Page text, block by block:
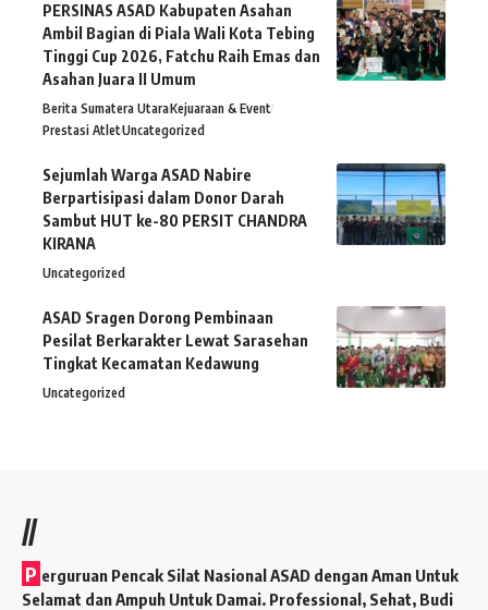
PERSINAS ASAD Kabupaten Asahan
Ambil Bagian di Piala Wali Kota Tebing
Tinggi Cup 2026, Fatchu Raih Emas dan
Asahan Juara II Umum
Berita Sumatera UtaraKejuaraan & Event
Prestasi AtletUncategorized
Sejumlah Warga ASAD Nabire
Berpartisipasi dalam Donor Darah
Sambut HUT ke-80 PERSIT CHANDRA
KIRANA
Uncategorized
ASAD Sragen Dorong Pembinaan
Pesilat Berkarakter Lewat Sarasehan
Tingkat Kecamatan Kedawung
Uncategorized
//
P erguruan Pencak Silat Nasional ASAD dengan Aman Untuk
Selamat dan Ampuh Untuk Damai. Professional, Sehat, Budi